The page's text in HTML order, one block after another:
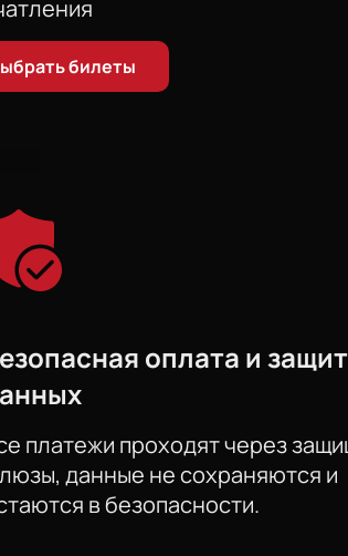
билеты
оплата и
платежи проходят через
данные не сохраняются и
в безопасности.